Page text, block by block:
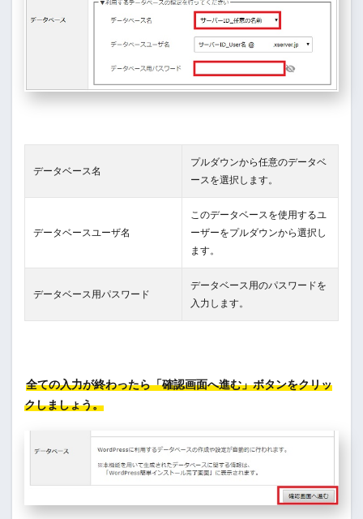
データベース名
プルダウンから任意のデータベ
ースを選択します。
データベースユーザ名
このデータベースを使用するユ
ーザーをプルダウンから選択し
ます。
データベース用パスワード
データベース用のパスワードを
入力します。
全ての入力が終わったら「確認画面へ進む」ボタンをクリッ
クしましょう。